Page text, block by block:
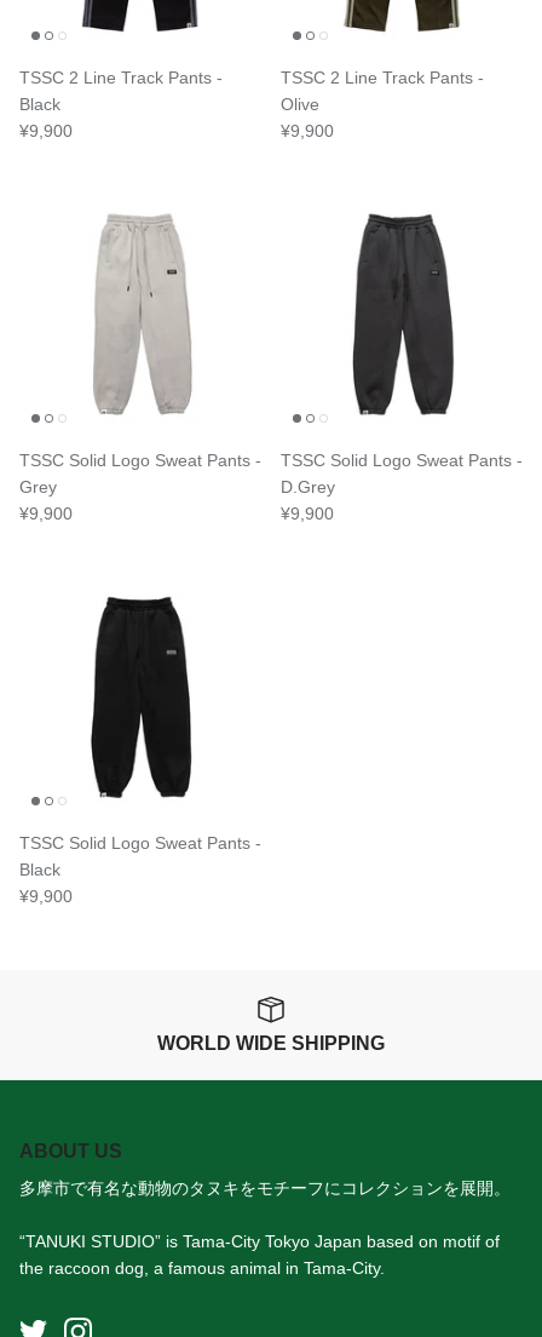
TSSC 2 Line Track Pants -
Black
¥9,900
TSSC 2 Line Track Pants -
Olive
¥9,900
TSSC Solid Logo Sweat Pants -
Grey
¥9,900
TSSC Solid Logo Sweat Pants -
D.Grey
¥9,900
TSSC Solid Logo Sweat Pants -
Black
¥9,900
WORLD WIDE SHIPPING
ABOUT US
多摩市で有名な動物のタヌキをモチーフにコレクションを展開。
“TANUKI STUDIO” is Tama-City Tokyo Japan based on motif of
the raccoon dog, a famous animal in Tama-City.